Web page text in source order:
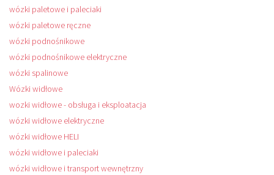
wózki paletowe i paleciaki
wózki paletowe ręczne
wózki podnośnikowe
wózki podnośnikowe elektryczne
wózki spalinowe
Wózki widłowe
wozki widłowe - obsługa i eksploatacja
wózki widłowe elektryczne
wózki widłowe HELI
wózki widłowe i paleciaki
wózki widłowe i transport wewnętrzny